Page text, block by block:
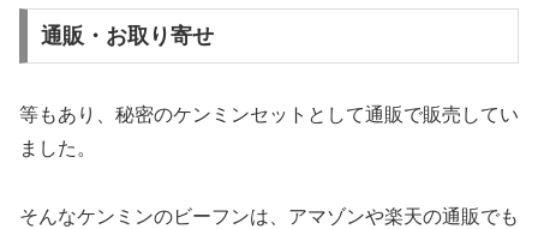
通販・お取り寄せ
等もあり、秘密のケンミンセットとして通販で販売してい
ました。
そんなケンミンのビーフンは、アマゾンや楽天の通販でも